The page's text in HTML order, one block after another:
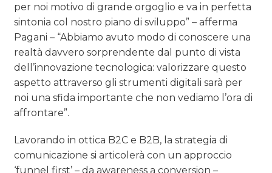
per noi motivo di grande orgoglio e va in perfetta
sintonia col nostro piano di sviluppo” – afferma
Pagani – “Abbiamo avuto modo di conoscere una
realtà davvero sorprendente dal punto di vista
dell’innovazione tecnologica: valorizzare questo
aspetto attraverso gli strumenti digitali sarà per
noi una sfida importante che non vediamo l’ora di
affrontare”.
Lavorando in ottica B2C e B2B, la strategia di
comunicazione si articolerà con un approccio
‘funnel first’ – da awareness a conversion –